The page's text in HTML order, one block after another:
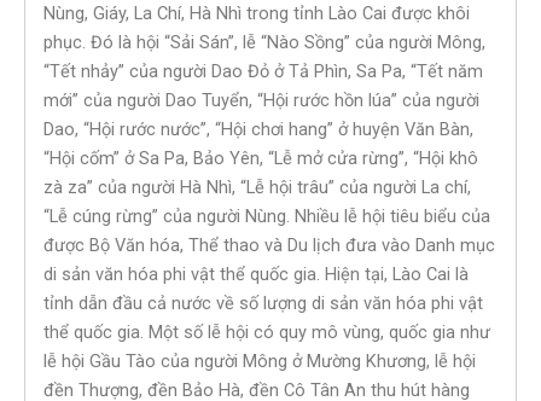
Nùng, Giáy, La Chí, Hà Nhì trong tỉnh Lào Cai được khôi
phục. Đó là hội “Sải Sán”, lễ “Nào Sồng” của người Mông,
“Tết nhảy” của người Dao Đỏ ở Tả Phìn, Sa Pa, “Tết năm
mới” của người Dao Tuyển, “Hội rước hồn lúa” của người
Dao, “Hội rước nước”, “Hội chơi hang” ở huyện Văn Bàn,
“Hội cốm” ở Sa Pa, Bảo Yên, “Lễ mở cửa rừng”, “Hội khô
zà za” của người Hà Nhì, “Lễ hội trâu” của người La chí,
“Lễ cúng rừng” của người Nùng. Nhiều lễ hội tiêu biểu của
được Bộ Văn hóa, Thể thao và Du lịch đưa vào Danh mục
di sản văn hóa phi vật thể quốc gia. Hiện tại, Lào Cai là
tỉnh dẫn đầu cả nước về số lượng di sản văn hóa phi vật
thể quốc gia. Một số lễ hội có quy mô vùng, quốc gia như
lễ hội Gầu Tào của người Mông ở Mường Khương, lễ hội
đền Thượng, đền Bảo Hà, đền Cô Tân An thu hút hàng